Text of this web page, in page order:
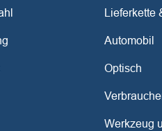
Lieferkette
Automobil
Optisch
Werkzeug